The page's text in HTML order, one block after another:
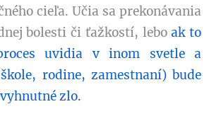
cieľa. Učia sa prekonávania
bolesti či ťažkostí, leboak to
uvidia v inom svetle a
rodine, zamestnaní) bude
zlo.